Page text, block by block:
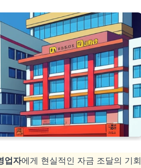
업자에게 현실적인 자금 조달의 기회